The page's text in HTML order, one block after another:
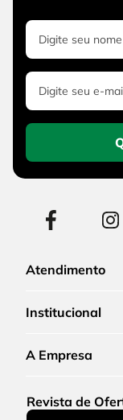
Atendimento
Institucional
A Empresa
Revista de